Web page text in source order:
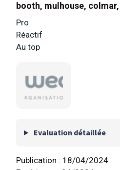
booth, mulhouse,
Pro
Réactif
Au top
Evaluation détaillée
Publication : 18/04/2024